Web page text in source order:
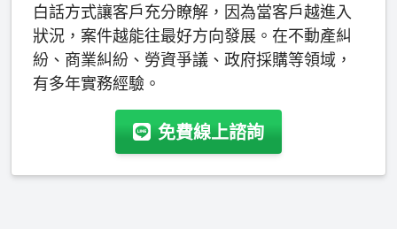
白話方式讓客戶充分瞭解，因為當客戶越進入
狀況，案件越能往最好方向發展。在不動產糾
紛、商業糾紛、勞資爭議、政府採購等領域，
有多年實務經驗。
免費線上諮詢